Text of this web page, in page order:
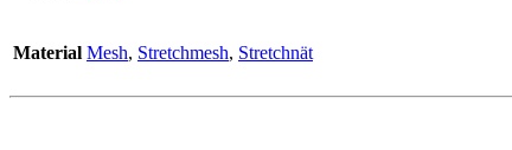
Material Mesh, Stretchmesh, Stretchnät